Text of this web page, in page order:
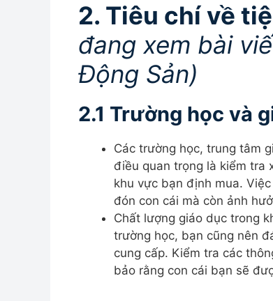
2. Tiêu chí về
đang xem bài
Động Sản)
2.1 Trường học và
Các trường học, trung tâm
điều quan trọng là kiểm tra
khu vực bạn định mua.
đón con cái mà còn ảnh
Chất lượng giáo dục trong
trường học, bạn cũng nên
cung cấp. Kiểm tra các
bảo rằng con cái bạn sẽ